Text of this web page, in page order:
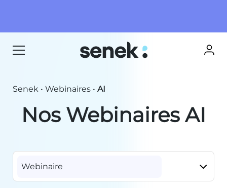
Senek • Webinaires • AI
Nos Webinaires AI
Webinaire